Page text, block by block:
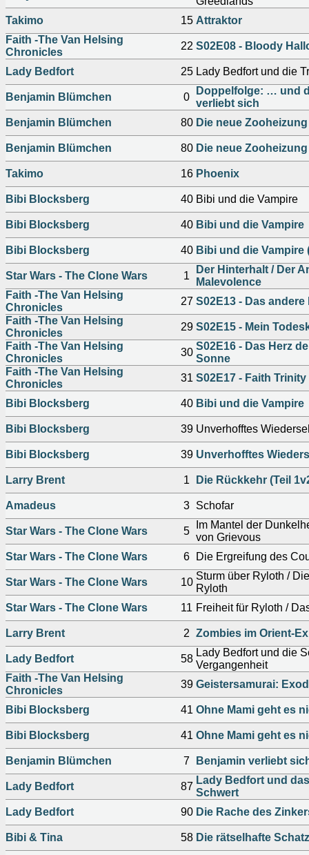
Takimo
15 Attraktor
Faith -The Van Helsing
Chronicles
22 S02E08 - Bloody
Lady Bedfort 25 Lady Bedfort und die
Benjamin Blümchen 0
Doppelfolge: … und
verliebt sich
Benjamin Blümchen
80 Die neue Zooheizung
Benjamin Blümchen 80 Die neue Zooheizung
Takimo 16 Phoenix
Bibi Blocksberg 40 Bibi und die Vampire
Bibi Blocksberg 40 Bibi und die Vampire
Bibi Blocksberg 40 Bibi und die Vampire
Star Wars - The Clone Wars 1
Der Hinterhalt / Der
Malevolence
Faith -The Van Helsing
Chronicles
27 S02E13 - Das andere
Faith -The Van Helsing
Chronicles
29 S02E15 - Mein
Faith -The Van Helsing
Chronicles
30
S02E16 - Das Herz
Sonne
Faith -The Van Helsing
Chronicles
31 S02E17 - Faith Trinity
Bibi Blocksberg 40 Bibi und die Vampire
Bibi Blocksberg 39 Unverhofftes
Bibi Blocksberg 39 Unverhofftes
Larry Brent 1 Die Rückkehr (Teil
Amadeus 3 Schofar
Star Wars - The Clone Wars 5
Im Mantel der
von Grievous
Star Wars - The Clone Wars
6 Die Ergreifung des
Star Wars - The Clone Wars 10
Sturm über Ryloth /
Ryloth
Star Wars - The Clone Wars
11 Freiheit für Ryloth /
Larry Brent 2 Zombies im Orient-
Lady Bedfort 58
Lady Bedfort und die
Vergangenheit
Faith -The Van Helsing
Chronicles
39 Geistersamurai:
Bibi Blocksberg 41 Ohne Mami geht es
Bibi Blocksberg 41 Ohne Mami geht es
Benjamin Blümchen 7 Benjamin verliebt
Lady Bedfort 87
Lady Bedfort und
Schwert
Lady Bedfort
90 Die Rache des
Bibi & Tina 58 Die rätselhafte